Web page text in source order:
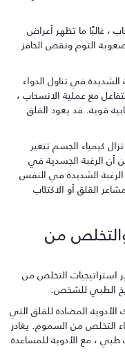
، غالبًا ما تظهر أعراض
النوم ونقص الحافز
الشديدة في تناول الدواء
مع عملية الانسحاب ،
قوية. قد يعود القلق
تزال كيمياء الجسم تتغير
الرغبة الجسدية في
الشديدة في النفس
أو الاكتئاب
من
التخلص من
الطبي للشخص.
المضادة للقلق التي
من السموم. يغادر
، مع الأدوية للمساعدة